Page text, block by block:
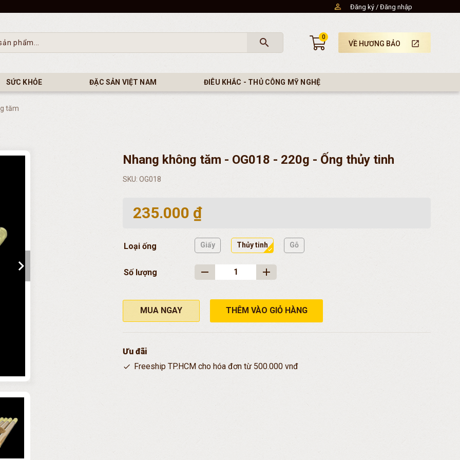
Đăng ký Đăng nhập
search 0
VỀ HƯƠNG BẢO launch
SỨC KHỎE ĐẶC SẢN VIỆT NAM ĐIÊU KHẮC - THỦ CÔNG MỸ NGHỆ
tăm
chevron_right
Nhang không tăm - OG018 - 220g - Ống thủy tinh
SKU: OG018
235.000 ₫
Loại ống Giấy Thủy tinh Gỗ
Số lượng
MUA NGAY THÊM VÀO GIỎ HÀNG
Ưu đãi
Freeship TP.HCM cho hóa đơn từ 500.000 vnđ